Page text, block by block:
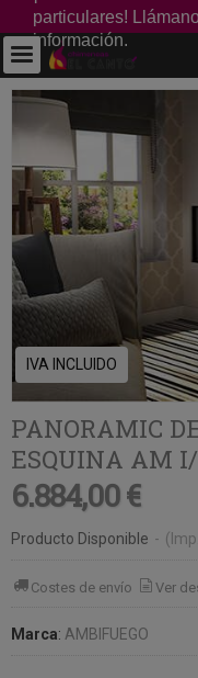
particulares!
información.
IVA INCLUIDO
PANORAMIC
ESQUINA AM
6.884,00 €
Producto Disponible -
Costes de envío Ver
Marca: AMBIFUEGO